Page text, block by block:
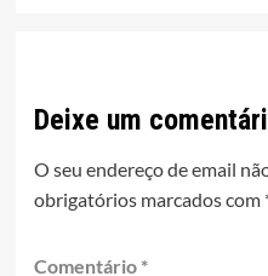
Deixe um
O seu endereço de email
obrigatórios marcados com
Comentário *